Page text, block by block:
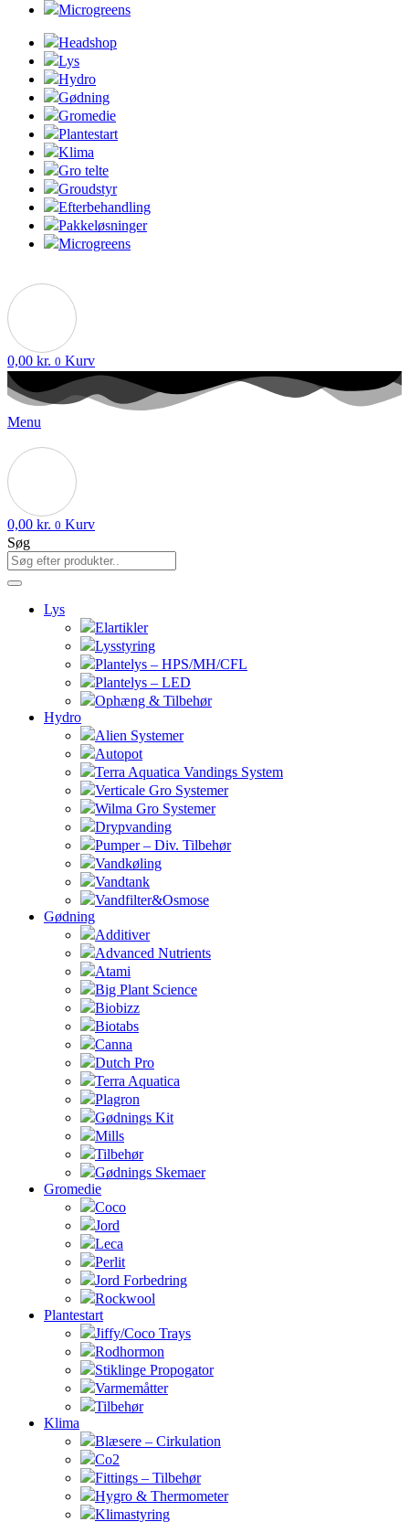
Microgreens
Headshop
Lys
Hydro
Gødning
Gromedie
Plantestart
Klima
Gro telte
Groudstyr
Efterbehandling
Pakkeløsninger
Microgreens
0,00 kr. 0 Kurv
Menu
0,00 kr. 0 Kurv
Søg
Lys
Elartikler
Lysstyring
Plantelys – HPS/MH/CFL
Plantelys – LED
Ophæng & Tilbehør
Hydro
Alien Systemer
Autopot
Terra Aquatica Vandings System
Verticale Gro Systemer
Wilma Gro Systemer
Drypvanding
Pumper – Div. Tilbehør
Vandkøling
Vandtank
Vandfilter&Osmose
Gødning
Additiver
Advanced Nutrients
Atami
Big Plant Science
Biobizz
Biotabs
Canna
Dutch Pro
Terra Aquatica
Plagron
Gødnings Kit
Mills
Tilbehør
Gødnings Skemaer
Gromedie
Coco
Jord
Leca
Perlit
Jord Forbedring
Rockwool
Plantestart
Jiffy/Coco Trays
Rodhormon
Stiklinge Propogator
Varmemåtter
Tilbehør
Klima
Blæsere – Cirkulation
Co2
Fittings – Tilbehør
Hygro & Thermometer
Klimastyring